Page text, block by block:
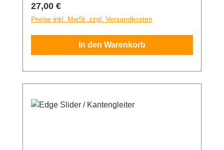
unterschiedlichen Härtegrad. Der blaue ist
weich, der rote ist hart und schwarz ist sehr
hart. Jeder Stick ist 18 cm lang und 3 cm breit.
Regulärer Preis:
27,00 €
Preise inkl. MwSt. zzgl. Versandkosten
In den Warenkorb